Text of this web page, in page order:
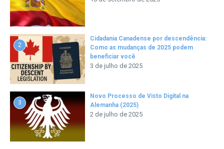
2
Cidadania Canadense por descendência:
Como as mudanças de 2025 podem
beneficiar você
3 de julho de 2025
3
Novo Processo de Visto Digital na
Alemanha (2025)
2 de julho de 2025